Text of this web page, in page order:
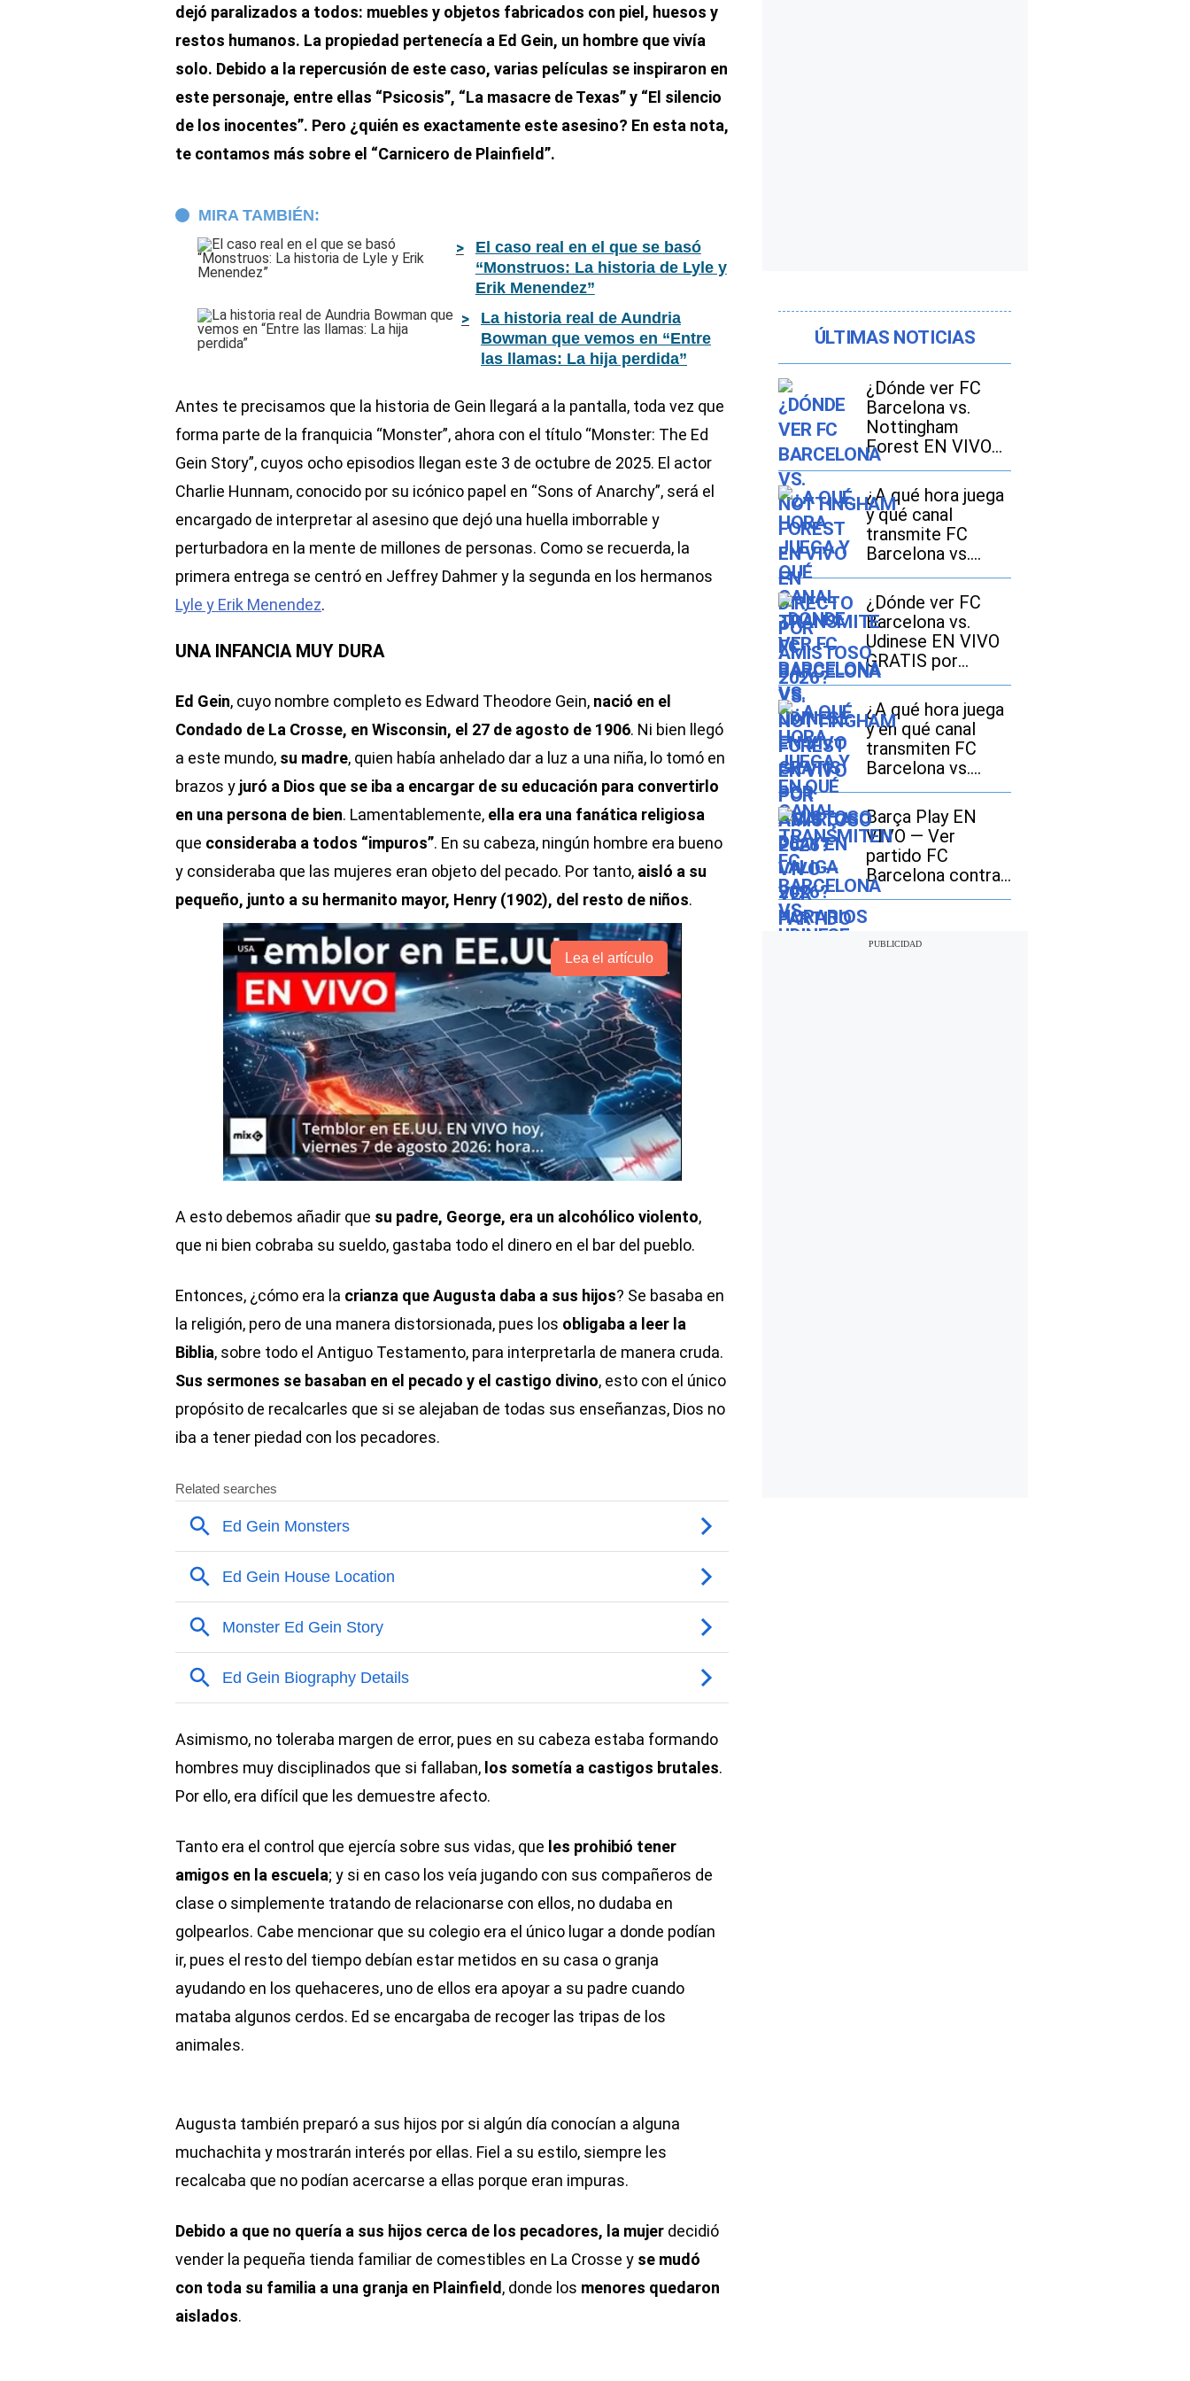
dejó paralizados a todos: muebles y objetos fabricados con piel, huesos y
restos humanos. La propiedad pertenecía a Ed Gein, un hombre que vivía
solo. Debido a la repercusión de este caso, varias películas se inspiraron en
este personaje, entre ellas “Psicosis”, “La masacre de Texas” y “El silencio
de los inocentes”. Pero ¿quién es exactamente este asesino? En esta nota,
te contamos más sobre el “Carnicero de Plainfield”.
MIRA TAMBIÉN:
El caso real en el que se basó
“Monstruos: La historia de Lyle y
Erik Menendez”
La historia real de Aundria
Bowman que vemos en “Entre
las llamas: La hija perdida”
Antes te precisamos que la historia de Gein llegará a la pantalla, toda vez que
forma parte de la franquicia “Monster”, ahora con el título “Monster: The Ed
Gein Story”, cuyos ocho episodios llegan este 3 de octubre de 2025. El actor
Charlie Hunnam, conocido por su icónico papel en “Sons of Anarchy”, será el
encargado de interpretar al asesino que dejó una huella imborrable y
perturbadora en la mente de millones de personas. Como se recuerda, la
primera entrega se centró en Jeffrey Dahmer y la segunda en los hermanos
Lyle y Erik Menendez.
UNA INFANCIA MUY DURA
Ed Gein, cuyo nombre completo es Edward Theodore Gein, nació en el
Condado de La Crosse, en Wisconsin, el 27 de agosto de 1906. Ni bien llegó
a este mundo, su madre, quien había anhelado dar a luz a una niña, lo tomó en
brazos y juró a Dios que se iba a encargar de su educación para convertirlo
en una persona de bien. Lamentablemente, ella era una fanática religiosa
que consideraba a todos “impuros”. En su cabeza, ningún hombre era bueno
y consideraba que las mujeres eran objeto del pecado. Por tanto, aisló a su
pequeño, junto a su hermanito mayor, Henry (1902), del resto de niños.
Lea el artículo
A esto debemos añadir que su padre, George, era un alcohólico violento,
que ni bien cobraba su sueldo, gastaba todo el dinero en el bar del pueblo.
Entonces, ¿cómo era la crianza que Augusta daba a sus hijos? Se basaba en
la religión, pero de una manera distorsionada, pues los obligaba a leer la
Biblia, sobre todo el Antiguo Testamento, para interpretarla de manera cruda.
Sus sermones se basaban en el pecado y el castigo divino, esto con el único
propósito de recalcarles que si se alejaban de todas sus enseñanzas, Dios no
iba a tener piedad con los pecadores.
Asimismo, no toleraba margen de error, pues en su cabeza estaba formando
hombres muy disciplinados que si fallaban, los sometía a castigos brutales.
Por ello, era difícil que les demuestre afecto.
Tanto era el control que ejercía sobre sus vidas, que les prohibió tener
amigos en la escuela; y si en caso los veía jugando con sus compañeros de
clase o simplemente tratando de relacionarse con ellos, no dudaba en
golpearlos. Cabe mencionar que su colegio era el único lugar a donde podían
ir, pues el resto del tiempo debían estar metidos en su casa o granja
ayudando en los quehaceres, uno de ellos era apoyar a su padre cuando
mataba algunos cerdos. Ed se encargaba de recoger las tripas de los
animales.
Augusta también preparó a sus hijos por si algún día conocían a alguna
muchachita y mostrarán interés por ellas. Fiel a su estilo, siempre les
recalcaba que no podían acercarse a ellas porque eran impuras.
Debido a que no quería a sus hijos cerca de los pecadores, la mujer decidió
vender la pequeña tienda familiar de comestibles en La Crosse y se mudó
con toda su familia a una granja en Plainfield , donde los menores quedaron
aislados.
ÚLTIMAS NOTICIAS
¿Dónde ver FC
Barcelona vs.
Nottingham
Forest EN VIVO
EN DIRECTO por
amistoso 2026?
¿A qué hora juega
y qué canal
transmite FC
Barcelona vs.
Nottingham
Forest EN VIVO
por amistoso
2026?
¿Dónde ver FC
Barcelona vs.
Udinese EN VIVO
GRATIS por
amistoso de
LaLiga 2026?
Horarios y canales
TV
¿A qué hora juega
y en qué canal
transmiten FC
Barcelona vs.
Udinese EN VIVO
por amistoso en
EE.UU., México y
España?
Barça Play EN
VIVO — Ver
partido FC
Barcelona contra
Nottingham
Forest y Udinese
TV online